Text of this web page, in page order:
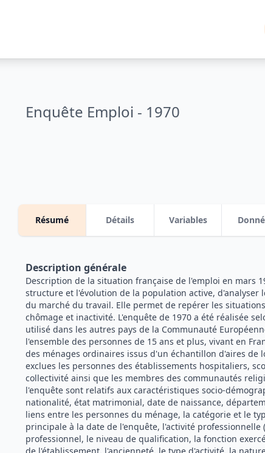
Enquête Emploi - 1970
Résumé Détails Variables
Description générale
Description de la situation française de l'emploi en mars
structure et l'évolution de la population active, d'analyser
du marché du travail. Elle permet de repérer les
chômage et inactivité. L'enquête de 1970 a été réalisée
utilisé dans les autres pays de la Communauté
l'ensemble des personnes de 15 ans et plus, vivant en
des ménages ordinaires issus d'un échantillon d'aires de
exclues les personnes des établissements hospitaliers,
collectivité ainsi que les membres des communautés
l'enquête sont relatifs aux caractéristiques socio-
nationalité, état matrimonial, date de naissance,
liens entre les personnes du ménage, la catégorie et le
principale à la date de l'enquête, l'activité
professionnel, le niveau de qualification, la fonction